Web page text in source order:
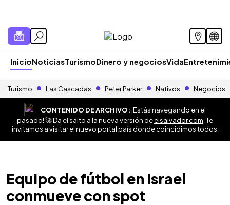
InicioNoticiasTurismoDinero y negociosVida
Turismo Las Cascadas Peter Parker Nativos Negocios
CONTENIDO DE ARCHIVO:¡Estás navegando en el
pasado! 🚀 Da el salto a la nueva versión deelsalvador.com . Te
invitamos a visitar el nuevo portal país donde coincidimos todos.
Equipo de fútbol en Israel
conmueve con spot